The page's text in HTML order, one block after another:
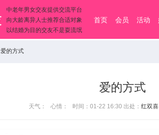
中老年男女交友提供交流平台
向大龄离异人士推荐合适对象
以结婚为目的交友不是耍流氓
首页 会员 活动
爱的方式
爱的方式
天气： 心情： 时间：01-22 16:30 出处： 红双喜